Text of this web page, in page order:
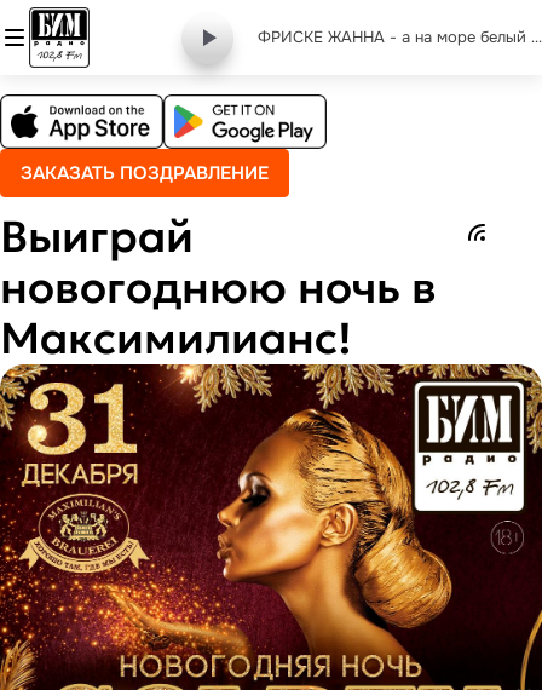
ФРИСКЕ ЖАННА - а на море белый песок
ЗАКАЗАТЬ ПОЗДРАВЛЕНИЕ
Выиграй
новогоднюю ночь в
Максимилианс!